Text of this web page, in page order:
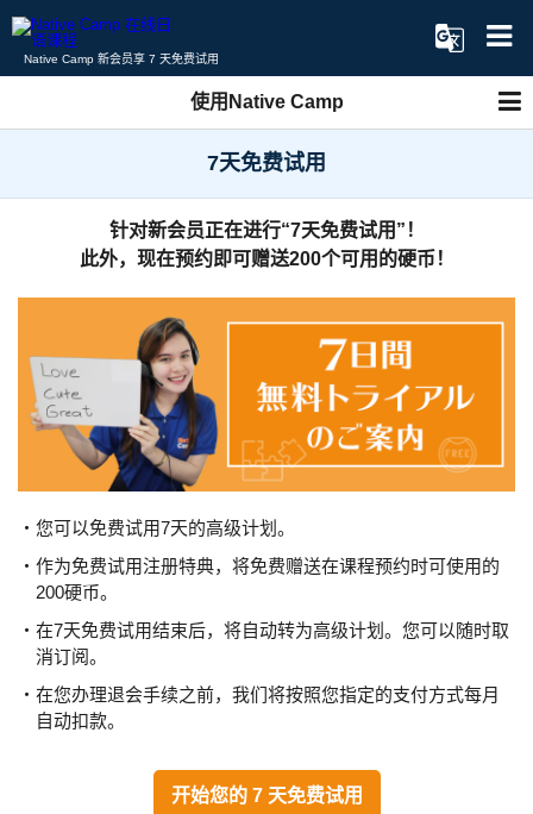
Native Camp 新会员享 7 天免费试用
使用Native Camp
7天免费试用
针对新会员正在进行“7天免费试用”！
此外，现在预约即可赠送200个可用的硬币！
・您可以免费试用7天的高级计划。
・作为免费试用注册特典，将免费赠送在课程预约时可使用的
200硬币。
・在7天免费试用结束后，将自动转为高级计划。您可以随时取
消订阅。
・在您办理退会手续之前，我们将按照您指定的支付方式每月
自动扣款。
开始您的 7 天免费试用